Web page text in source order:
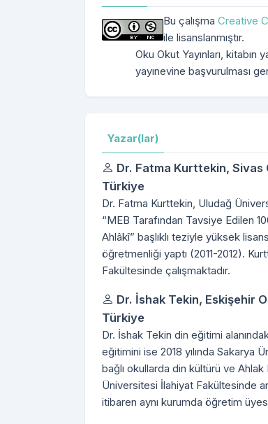
Bu çalışma Creative
ile lisanslanmıştır.
Oku Okut Yayınları, kitabın
yayınevine başvurulması
Yazar(lar)
Dr. Fatma Kurttekin, Sivas
Türkiye
Dr. Fatma Kurttekin, Uludağ
“MEB Tarafından Tavsiye Edilen
Ahlâkî” başlıklı teziyle yüksek
öğretmenliği yaptı (2011-2012).
Fakültesinde çalışmaktadır.
Dr. İshak Tekin, Eskişehir
Türkiye
Dr. İshak Tekin din eğitimi
eğitimini ise 2018 yılında Sakarya
bağlı okullarda din kültürü ve Ahlak
Üniversitesi İlahiyat Fakültesinde
itibaren aynı kurumda öğretim